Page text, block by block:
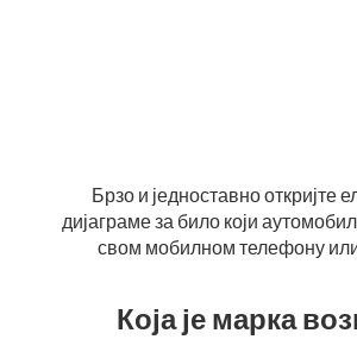
Брзо и једноставно откријте
дијаграме за било који
свом мобилном телефону
Која је марка